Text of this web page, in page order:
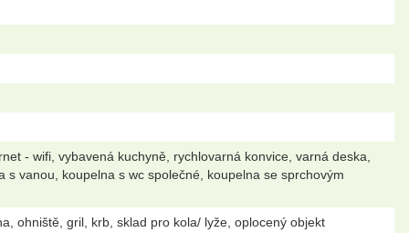
- wifi, vybavená kuchyně, rychlovarná konvice, varná deska,
vanou, koupelna s wc společné, koupelna se sprchovým
ohniště, gril, krb, sklad pro kola/ lyže, oplocený objekt